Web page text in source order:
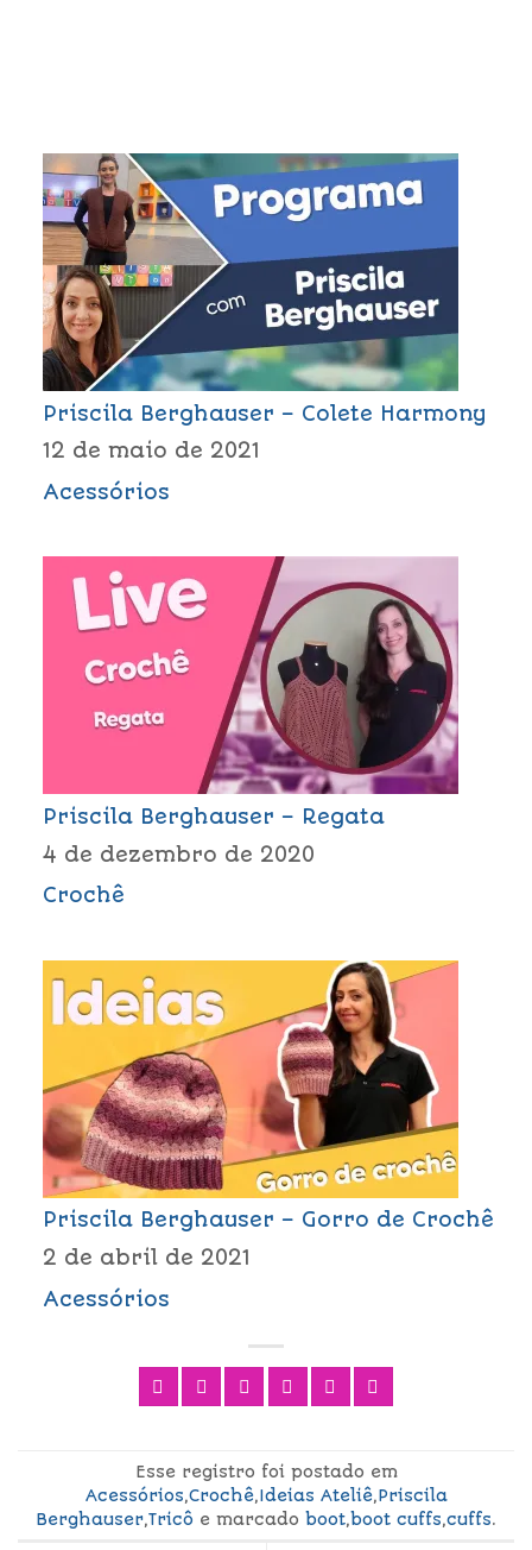
Priscila Berghauser – Colete Harmony
12 de maio de 2021
Acessórios
Priscila Berghauser – Regata
4 de dezembro de 2020
Crochê
Priscila Berghauser – Gorro de Crochê
2 de abril de 2021
Acessórios
Esse registro foi postado em
Acessórios,Crochê,Ideias Ateliê,Priscila
Berghauser,Tricô e marcado boot,boot cuffs,cuffs.